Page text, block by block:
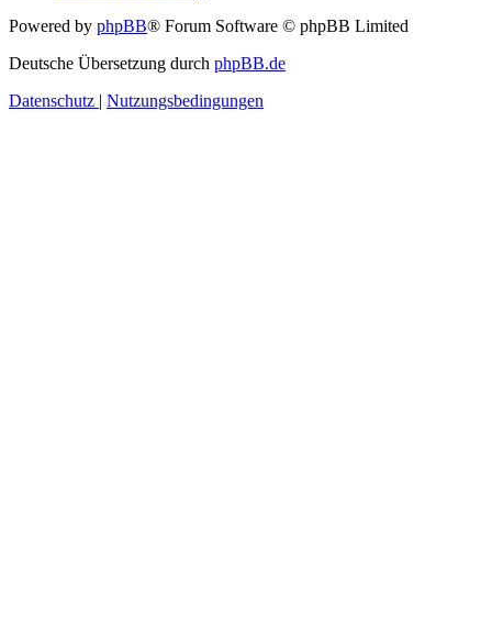
Powered by phpBB® Forum Software © phpBB Limited
Deutsche Übersetzung durch phpBB.de
Datenschutz | Nutzungsbedingungen